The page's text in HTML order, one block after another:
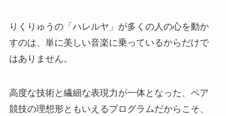
りくりゅうの「ハレルヤ」が多くの人の心を動か
すのは、単に美しい音楽に乗っているからだけで
はありません。
高度な技術と繊細な表現力が一体となった、ペア
競技の理想形ともいえるプログラムだからこそ、